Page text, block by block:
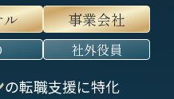
ル 事業会社
社外役員
の転職支援に特化